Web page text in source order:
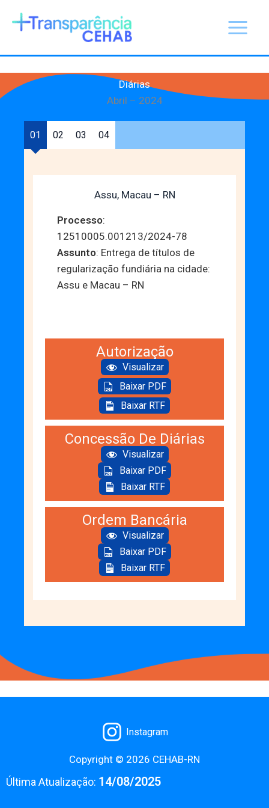
para
conteúdo
Diárias
Abril – 2024
01 02 03 04
Assu, Macau – RN
Processo:
12510005.001213/2024-78
Assunto: Entrega de títulos de
regularização fundiária na cidade:
Assu e Macau – RN
Autorização
Visualizar
Baixar PDF
Baixar RTF
Concessão De Diárias
Visualizar
Baixar PDF
Baixar RTF
Ordem Bancária
Visualizar
Baixar PDF
Baixar RTF
Instagram
Copyright © 2026 CEHAB-RN
Última Atualização: 14/08/2025